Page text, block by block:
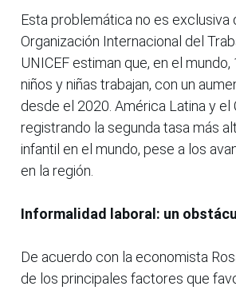
Esta problemática no es exclusiva
Organización Internacional del
UNICEF estiman que, en el
niños y niñas trabajan, con un
desde el 2020. América Latina y el
registrando la segunda tasa más
infantil en el mundo, pese a los
en la región.
Informalidad laboral: un
De acuerdo con la economista
de los principales factores que